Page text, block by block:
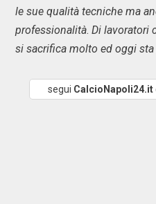
le sue qualità tecniche ma
professionalità. Di lavoratori
si sacrifica molto ed oggi
segui CalcioNapoli24.it